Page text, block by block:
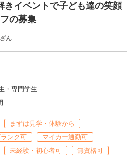
きイベントで子ども達の笑顔
の募集
ん
・専門学生
まずは見学・体験から
ランク可
マイカー通勤可
未経験・初心者可 無資格可